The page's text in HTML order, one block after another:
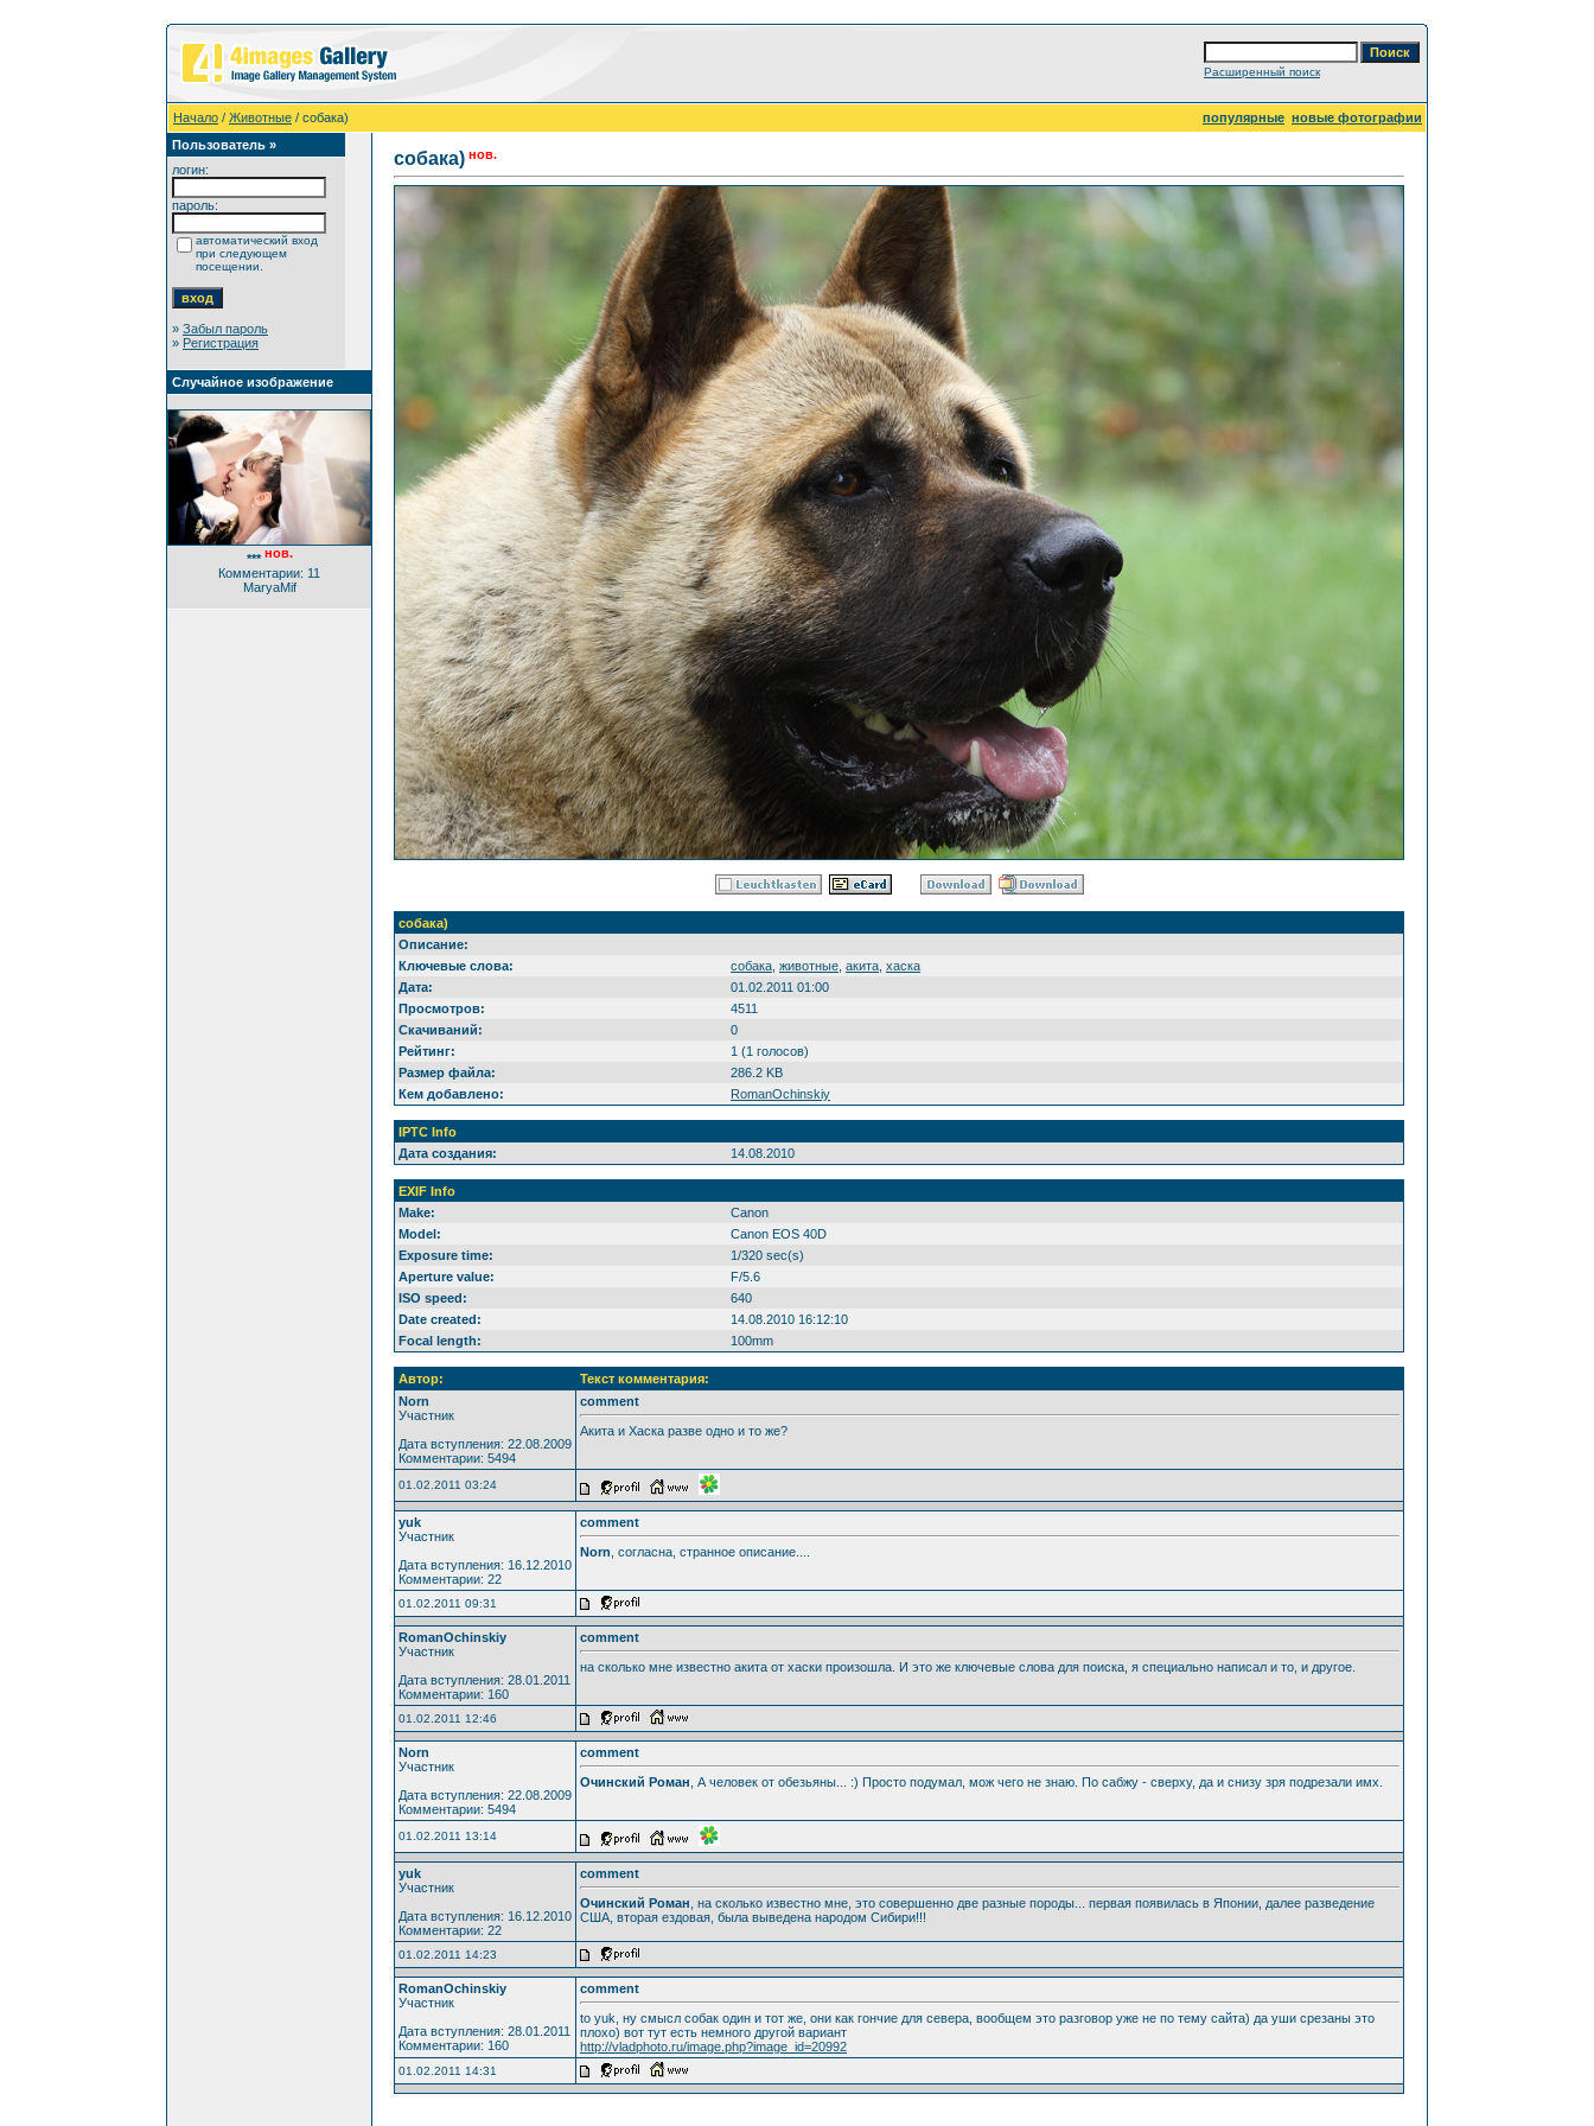
Расширенный поиск
Начало / Животные / собака) популярные новые фотографии
Пользователь »
логин:
пароль:
автоматический вход
при следующем
посещении.
» Забыл пароль
» Регистрация
Случайное изображение
*** нов.
Комментарии: 11
MaryaMif
собака) нов.
собака)
Описание:
Ключевые слова:
собака животные акита хаска
Дата:
01.02.2011 01:00
Просмотров:
4511
Скачиваний:
0
Рейтинг:
1 (1 голосов)
Размер файла:
286.2 KB
Кем добавлено:
RomanOchinskiy
IPTC Info
Дата создания:
14.08.2010
EXIF Info
Make:
Canon
Model:
Canon EOS 40D
Exposure time:
1/320 sec(s)
Aperture value:
F/5.6
ISO speed:
640
Date created:
14.08.2010 16:12:10
Focal length:
100mm
Автор:
Текст комментария:
Norn
Участник
Дата вступления: 22.08.2009
Комментарии: 5494
comment
Акита и Хаска разве одно и то же?
01.02.2011 03:24
yuk
Участник
Дата вступления: 16.12.2010
Комментарии: 22
comment
Norn , согласна, странное описание....
01.02.2011 09:31
RomanOchinskiy
Участник
Дата вступления: 28.01.2011
Комментарии: 160
comment
на сколько мне известно акита от хаски произошла. И это же ключевые слова для поиска, я специально написал и то, и другое.
01.02.2011 12:46
Norn
Участник
Дата вступления: 22.08.2009
Комментарии: 5494
comment
Очинский Роман , А человек от обезьяны... :) Просто подумал, мож чего не знаю. По сабжу - сверху, да и снизу зря подрезали имх.
01.02.2011 13:14
yuk
Участник
Дата вступления: 16.12.2010
Комментарии: 22
comment
Очинский Роман , на сколько известно мне, это совершенно две разные породы... первая появилась в Японии, далее разведение
США, вторая ездовая, была выведена народом Сибири!!!
01.02.2011 14:23
RomanOchinskiy
Участник
Дата вступления: 28.01.2011
Комментарии: 160
comment
to yuk, ну смысл собак один и тот же, они как гончие для севера, вообщем это разговор уже не по тему сайта) да уши срезаны это
плохо) вот тут есть немного другой вариант
http://vladphoto.ru/image.php?image_id=20992
01.02.2011 14:31